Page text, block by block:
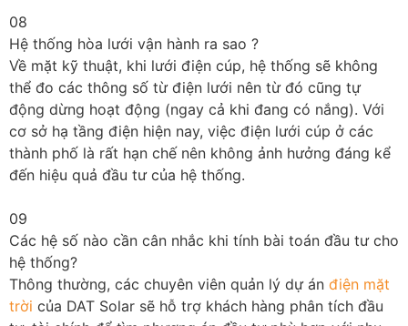
08
Hệ thống hòa lưới vận hành ra sao ?
Về mặt kỹ thuật, khi lưới điện cúp, hệ thống sẽ không
thể đo các thông số từ điện lưới nên từ đó cũng tự
động dừng hoạt động (ngay cả khi đang có nắng). Với
cơ sở hạ tầng điện hiện nay, việc điện lưới cúp ở các
thành phố là rất hạn chế nên không ảnh hưởng đáng kể
đến hiệu quả đầu tư của hệ thống.
09
Các hệ số nào cần cân nhắc khi tính bài toán đầu tư cho
hệ thống?
Thông thường, các chuyên viên quản lý dự án điện mặt
trời của DAT Solar sẽ hỗ trợ khách hàng phân tích đầu